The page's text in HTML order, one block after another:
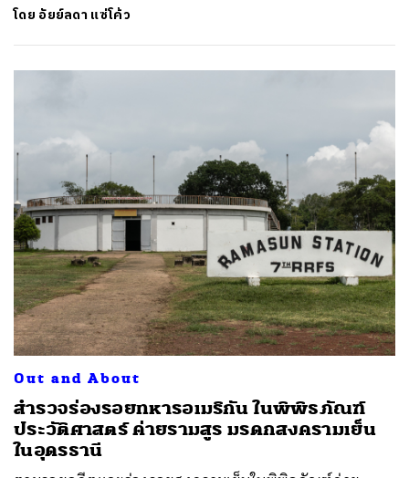
โดย อัยย์ลดา แซ่โค้ว
Out and About
สำรวจร่องรอยทหารอเมริกัน ในพิพิธภัณฑ์
ประวัติศาสตร์ ค่ายรามสูร มรดกสงครามเย็น
ในอุดรธานี